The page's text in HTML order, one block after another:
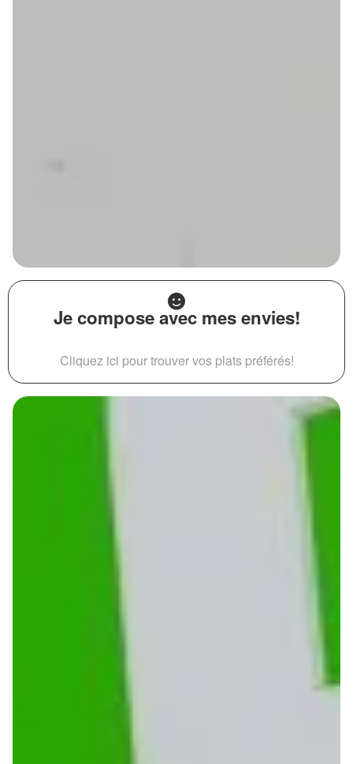
Je compose avec mes envies!
Cliquez ici pour trouver vos plats préférés!